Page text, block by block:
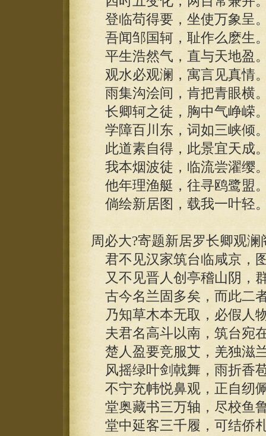
登临苟得要，坐使万象呈
吾闻邹国轲，耻作么麽生
平生浩然气，直与天地盈
观水必观澜，寓言见真情
雨集沟浍间，肯把青眼横
长卿轲之徒，胸中气峥嵘
学障百川东，词如三峡倾
此道素自得，此景宜天成
我本烟波徒，临流尝濯缨
他年理渔艇，往寻鸥鹭盟
倘绘新居图，载我一叶轻
周必大?寄题新居罗长卿观澜
君不见汉家筑台临咸京，
又不见晋人创亭稽山阴，
古今名兰固多矣，而此二
乃知草木本无取，必假人
夫君名高斗以南，筑台宛
楚人盈要竞服艾，羌独滋
风摇绿叶剑戟舞，雨折香
不宁充帏悦鼻观，正自纫
堂奥藏书三万轴，尽校鱼
堂中延客三千履，可结侨